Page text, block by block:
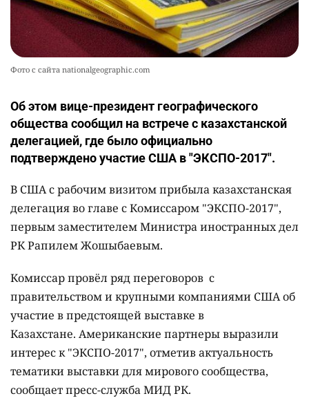
Фото с сайта nationalgeographic.com
Об этом вице-президент географического
общества сообщил на встрече с казахстанской
делегацией, где было официально
подтверждено участие США в "ЭКСПО-2017".
В США с рабочим визитом прибыла казахстанская
делегация во главе с Комиссаром "ЭКСПО-2017",
первым заместителем Министра иностранных дел
РК Рапилем Жошыбаевым.
Комиссар провёл ряд переговоров с
правительством и крупными компаниями США об
участие в предстоящей выставке в
Казахстане. Американские партнеры выразили
интерес к "ЭКСПО-2017", отметив актуальность
тематики выставки для мирового сообщества,
сообщает пресс-служба МИД РК.